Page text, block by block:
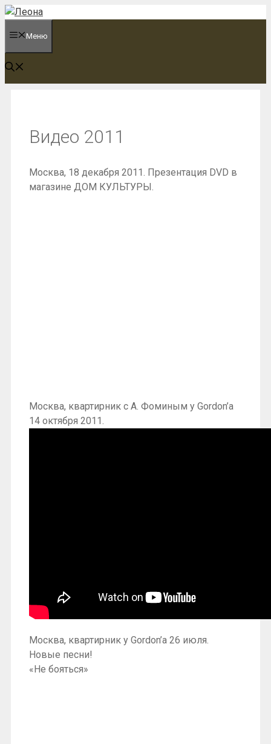
Перейти
содержимому
Меню
Видео 2011
Москва, 18 декабря 2011. Презентация DVD в
магазине ДОМ КУЛЬТУРЫ.
Москва, квартирник с А. Фоминым у Gordon’а
14 октября 2011.
Москва, квартирник у Gordon’а 26 июля.
Новые песни!
«Не бояться»